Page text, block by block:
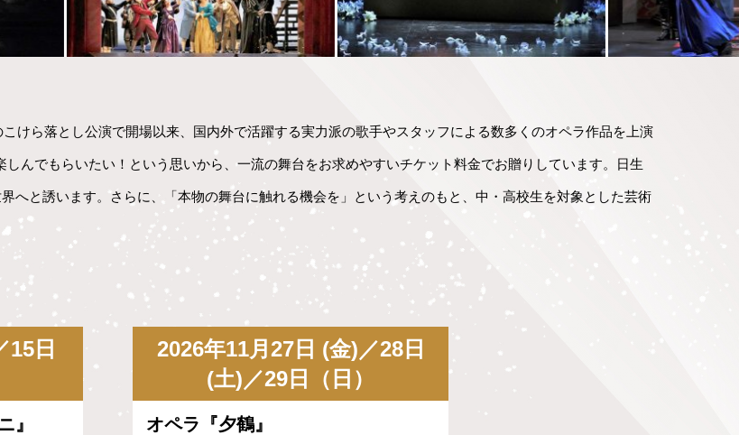
けら落とし公演で開場以来、国内外で活躍する実力派の歌手やスタッフによる数多くのオペラ作品を上演
んでもらいたい！という思いから、一流の舞台をお求めやすいチケット料金でお贈りしています。日生
へと誘います。さらに、「本物の舞台に触れる機会を」という考えのもと、中・高校生を対象とした芸術
15日
』
2026年11月27日 (金)／28日
(土)／29日（日）
オペラ『夕鶴』